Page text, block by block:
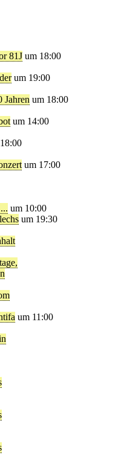
81J um 18:00
um 19:00
Jahren um 18:00
um 14:00
um 17:00
um 10:00
um 19:30
um 11:00